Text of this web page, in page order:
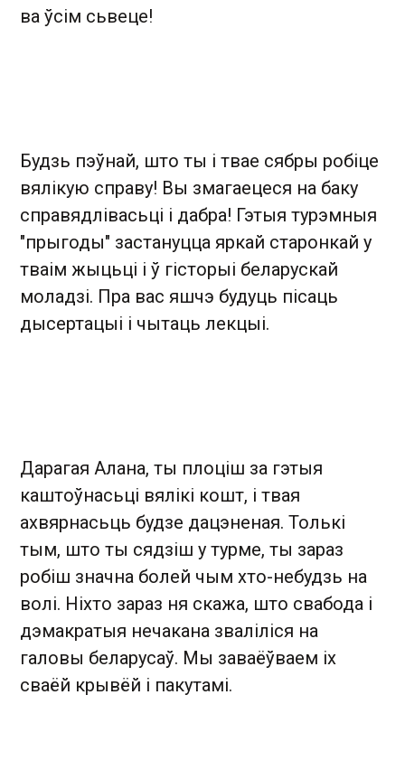
ва ўсім сьвеце!
Будзь пэўнай, што ты і твае сябры робіце
вялікую справу! Вы змагаецеся на баку
справядлівасьці і дабра! Гэтыя турэмныя
"прыгоды" застануцца яркай старонкай у
тваім жыцьці і ў гісторыі беларускай
моладзі. Пра вас яшчэ будуць пісаць
дысертацыі і чытаць лекцыі.
Дарагая Алана, ты плоціш за гэтыя
каштоўнасьці вялікі кошт, і твая
ахвярнасьць будзе дацэненая. Толькі
тым, што ты сядзіш у турме, ты зараз
робіш значна болей чым хто-небудзь на
волі. Ніхто зараз ня скажа, што свабода і
дэмакратыя нечакана зваліліся на
галовы беларусаў. Мы заваёўваем іх
сваёй крывёй і пакутамі.